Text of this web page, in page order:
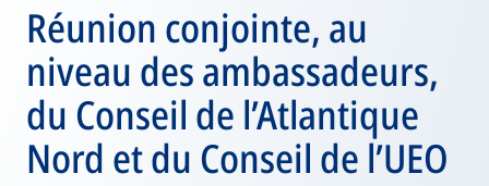
Réunion conjointe, au
niveau des ambassadeurs,
du Conseil de l’Atlantique
Nord et du Conseil de l’UEO